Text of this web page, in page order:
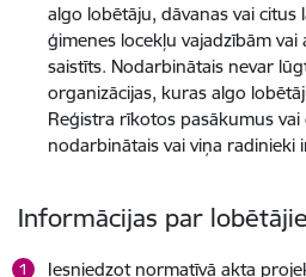
algo lobētāju, dāvanas vai citus
ģimenes locekļu vajadzībām
saistīts. Nodarbinātais nevar
organizācijas, kuras algo
Reģistra rīkotos pasākumus
nodarbinātais vai viņa radinieki
Informācijas par
Iesniedzot normatīvā akta